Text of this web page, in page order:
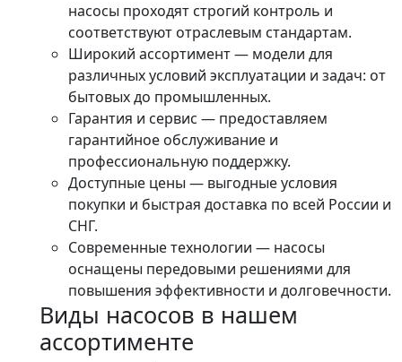
насосы проходят строгий контроль и
соответствуют отраслевым стандартам.
Широкий ассортимент — модели для
различных условий эксплуатации и задач: от
бытовых до промышленных.
Гарантия и сервис — предоставляем
гарантийное обслуживание и
профессиональную поддержку.
Доступные цены — выгодные условия
покупки и быстрая доставка по всей России и
СНГ.
Современные технологии — насосы
оснащены передовыми решениями для
повышения эффективности и долговечности.
Виды насосов в нашем
ассортименте